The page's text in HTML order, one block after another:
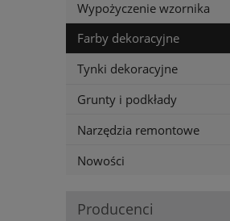
Wypożyczenie wzornika
Farby dekoracyjne
Tynki dekoracyjne
Grunty i podkłady
Narzędzia remontowe
Nowości
Producenci